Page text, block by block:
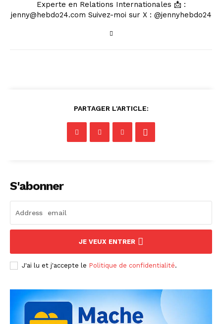
Experte en Relations Internationales 📩 :
jenny@hebdo24.com Suivez-moi sur X : @jennyhebdo24
PARTAGER L'ARTICLE:
S'abonner
JE VEUX ENTRER
J'ai lu et j'accepte le Politique de confidentialité.